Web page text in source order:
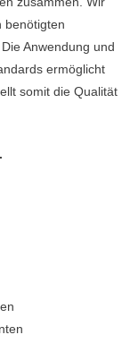
benötigten
Anwendung und
ermöglicht
somit die Qualität